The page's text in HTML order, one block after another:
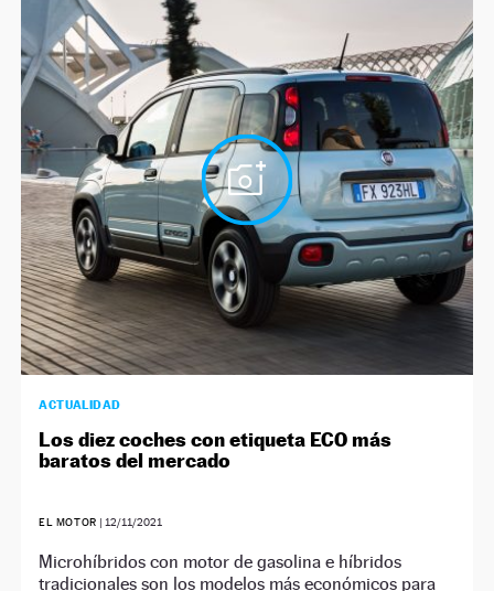
ACTUALIDAD
Los diez coches con etiqueta ECO más
baratos del mercado
EL MOTOR | 12/11/2021
Microhíbridos con motor de gasolina e híbridos
tradicionales son los modelos más económicos para